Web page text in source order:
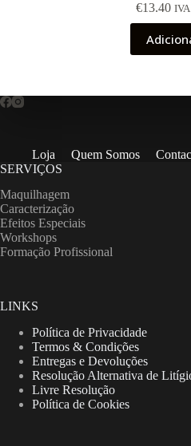
€13.40
Loja Quem Somos
SERVIÇOS
Maquilhagem
Caracterização
Efeitos Especiais
Workshops
Formação Profissional
LINKS
Política de Privacidade
Termos & Condições
Entregas e Devoluções
Resolução Alternativa de
Livre Resolução
Política de Cookies